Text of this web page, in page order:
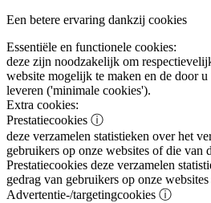
Een betere ervaring dankzij cookies
Essentiële en functionele cookies:
deze zijn noodzakelijk om
website mogelijk te maken en de door u
leveren ('minimale cookies').
Extra cookies:
Prestatiecookies ⓘ
deze verzamelen statistieken over het
gebruikers op onze websites of die van
Prestatiecookies deze verzamelen
gedrag van gebruikers op onze
Advertentie-/targetingcookies ⓘ